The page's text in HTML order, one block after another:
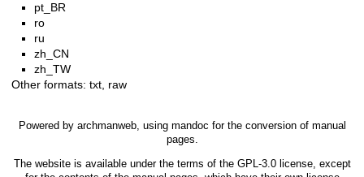
pt_BR
ro
ru
zh_CN
zh_TW
Other formats: txt raw
Powered by archmanweb, using mandoc for the conversion of manual
pages.
The website is available under the terms of the GPL-3.0license, except